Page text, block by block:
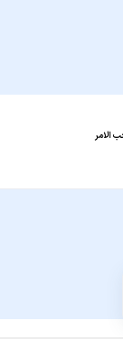
الامر